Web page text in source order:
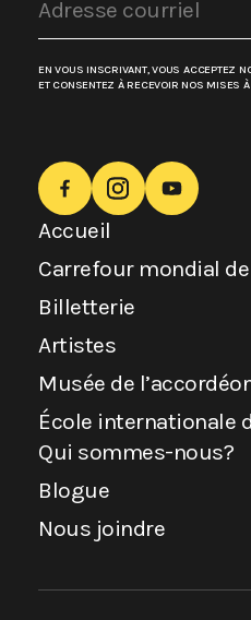
EN VOUS INSCRIVANT, VOUS ACCEPTEZ
ET CONSENTEZ À RECEVOIR NOS MISES
Accueil
Carrefour mondial
Billetterie
Artistes
Musée de
École internationale
Qui sommes-nous?
Blogue
Nous joindre